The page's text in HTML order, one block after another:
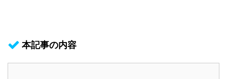
本記事の内容